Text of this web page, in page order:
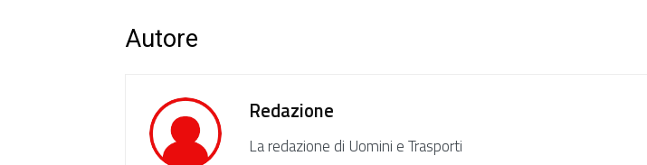
Autore
Redazione
La redazione di Uomini e Trasporti